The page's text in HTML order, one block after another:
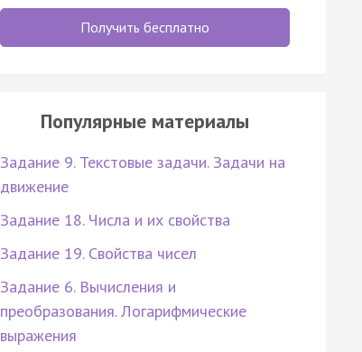
Получить бесплатно
Популярные материалы
Задание 9. Текстовые задачи. Задачи на
движение
Задание 18. Числа и их свойства
Задание 19. Свойства чисел
Задание 6. Вычисления и
преобразования. Логарифмические
выражения